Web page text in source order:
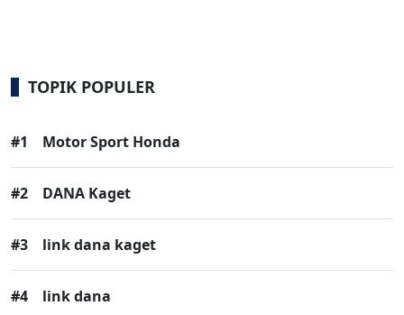
TOPIK POPULER
#1 Motor Sport Honda
#2 DANA Kaget
#3 link dana kaget
#4 link dana